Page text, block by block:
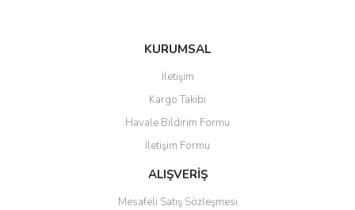
Gönder
KURUMSAL
İletişim
Kargo Takibi
Havale Bildirim Formu
İletişim Formu
ALIŞVERİŞ
Mesafeli Satış Sözleşmesi